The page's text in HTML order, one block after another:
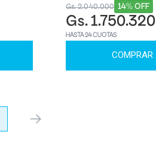
14% OFF
Gs. 2.040.000
Gs. 1.750.320
HASTA 24 CUOTAS
COMPRAR
próximo